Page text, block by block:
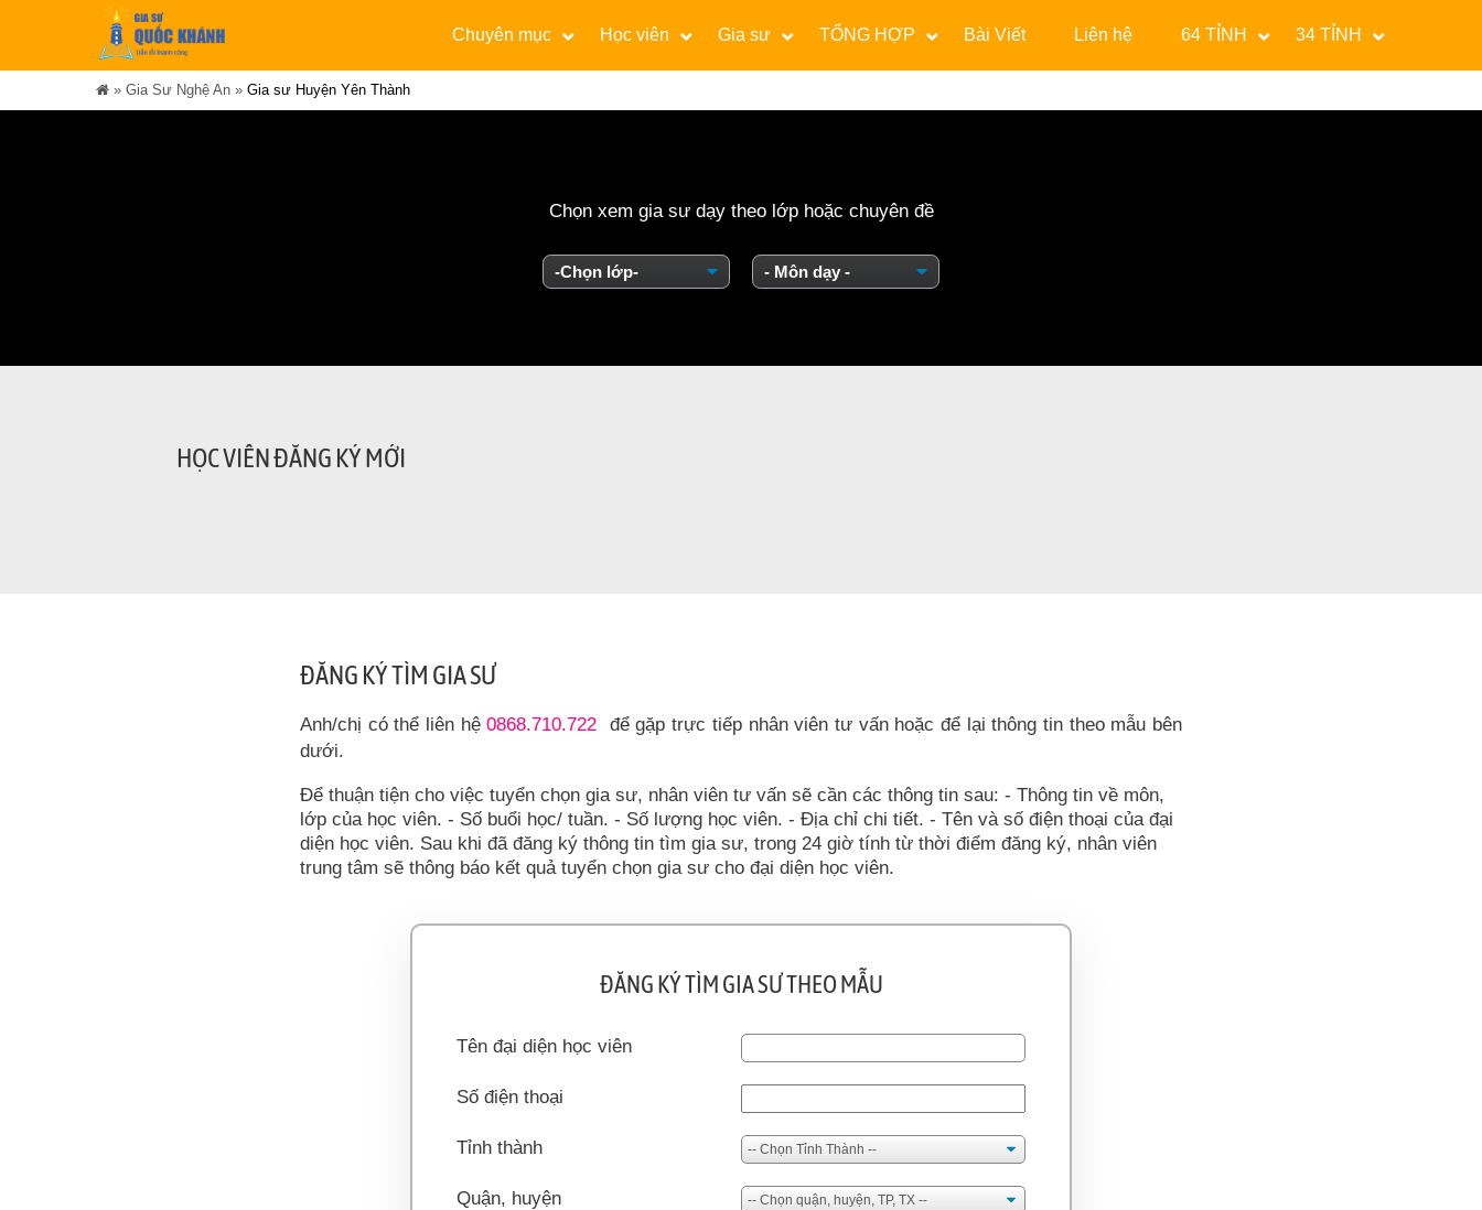
Chuyên mục Học viên Gia sư TỔNG HỢP Bài Viết Liên hệ 64 TỈNH 34 TỈNH
» Gia Sư Nghệ An » Gia sư Huyện Yên Thành
Chọn xem gia sư dạy theo lớp hoặc chuyên đề
HỌC VIÊN ĐĂNG KÝ MỚI
ĐĂNG KÝ TÌM GIA SƯ
Anh/chị có thể liên hệ0868.710.722
để gặp trực tiếp nhân viên tư vấn hoặc để lại thông tin theo mẫu bên
dưới.
Để thuận tiện cho việc tuyển chọn gia sư, nhân viên tư vấn sẽ cần các thông tin sau: - Thông tin về môn,
lớp của học viên. - Số buổi học/ tuần. - Số lượng học viên. - Địa chỉ chi tiết. - Tên và số điện thoại của đại
diện học viên. Sau khi đã đăng ký thông tin tìm gia sư, trong 24 giờ tính từ thời điểm đăng ký, nhân viên
trung tâm sẽ thông báo kết quả tuyển chọn gia sư cho đại diện học viên.
ĐĂNG KÝ TÌM GIA SƯ THEO MẪU
Tên đại diện học viên
Số điện thoại
Tỉnh thành
Quận, huyện